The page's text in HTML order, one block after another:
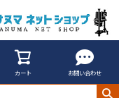
カート お問い合わせ